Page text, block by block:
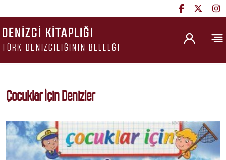
DENIZCI KITAPLIĞI
TÜRK DENIZCILIĞININ BELLEĞI
Çocuklar İçin Denizler